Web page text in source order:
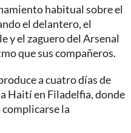
habitual sobre el
el delantero, el
y el zaguero del Arsenal
que sus compañeros.
a cuatro días de
Haití en Filadelfia, donde
complicarse la